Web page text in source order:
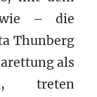
wie – die
Thunberg
als
treten